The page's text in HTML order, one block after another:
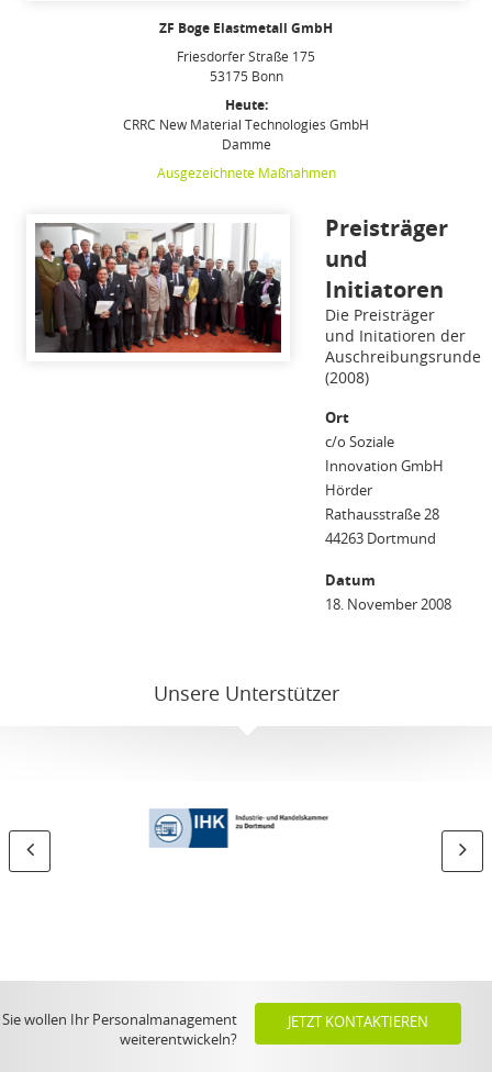
ZF Boge Elastmetall GmbH
Friesdorfer Straße 175
53175 Bonn
Heute:
CRRC New Material Technologies GmbH
Damme
Ausgezeichnete Maßnahmen
Preisträger
und
Initiatoren
Die Preisträger
und Initatioren der
Auschreibungsrunde
(2008)
Ort
c/o Soziale
Innovation GmbH
Hörder
Rathausstraße 28
44263 Dortmund
Datum
18. November 2008
Unsere Unterstützer
Sie wollen Ihr Personalmanagement
weiterentwickeln?
JETZT KONTAKTIEREN